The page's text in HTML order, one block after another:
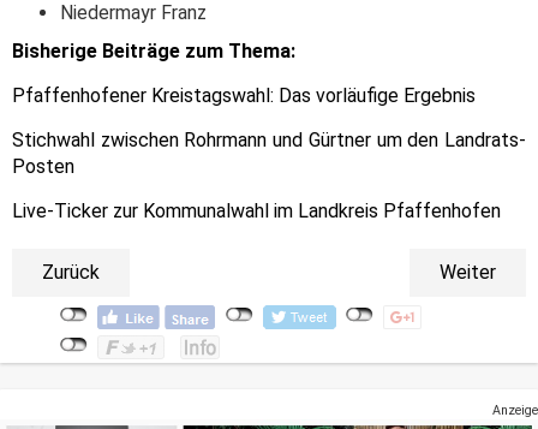
Niedermayr Franz
Bisherige Beiträge zum Thema:
Pfaffenhofener Kreistagswahl: Das vorläufige Ergebnis
Stichwahl zwischen Rohrmann und Gürtner um den Landrats-
Posten
Live-Ticker zur Kommunalwahl im Landkreis Pfaffenhofen
Zurück Weiter
Anzeige